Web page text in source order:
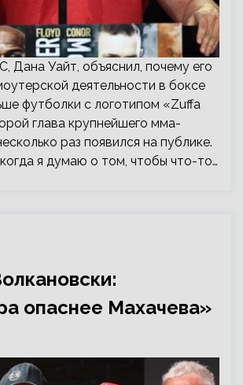
Дана Уайт, объяснил, почему его
деятельности в боксе
футболки с логотипом «Zuffa
глава крупнейшего мма-
раз появился на публике.
я думаю о том, чтобы что-то…
опаснее Махачева»